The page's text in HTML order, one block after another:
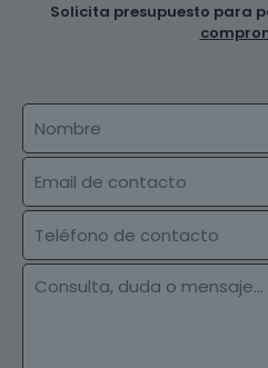
Solicita presupuesto para